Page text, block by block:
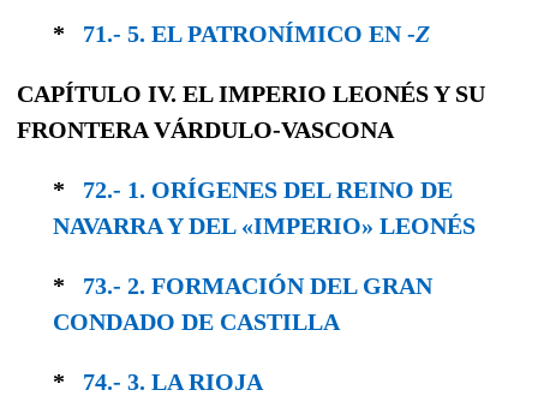
* 71.- 5. EL PATRONÍMICO EN -Z
CAPÍTULO IV. EL IMPERIO LEONÉS Y SU
FRONTERA VÁRDULO-VASCONA
* 72.- 1. ORÍGENES DEL REINO DE
NAVARRA Y DEL «IMPERIO» LEONÉS
* 73.- 2. FORMACIÓN DEL GRAN
CONDADO DE CASTILLA
* 74.- 3. LA RIOJA